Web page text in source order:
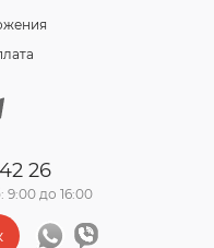
26
9:00 до 16:00